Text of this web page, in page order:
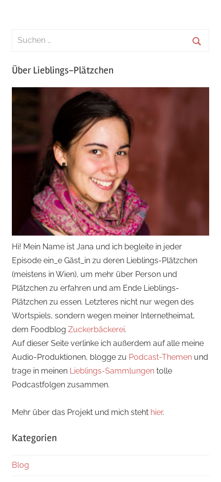
Über Lieblings-Plätzchen
Hi! Mein Name ist Jana und ich begleite in jeder
Episode ein_e Gäst_in zu deren Lieblings-Plätzchen
(meistens in Wien), um mehr über Person und
Plätzchen zu erfahren und am Ende Lieblings-
Plätzchen zu essen. Letzteres nicht nur wegen des
Wortspiels, sondern wegen meiner Internetheimat,
dem Foodblog Zuckerbäckerei.
Auf dieser Seite verlinke ich außerdem auf alle meine
Audio-Produktionen, blogge zu Podcast-Themen und
trage in meinen Lieblings-Sammlungen tolle
Podcastfolgen zusammen.
Mehr über das Projekt und mich steht hier.
Kategorien
Blog